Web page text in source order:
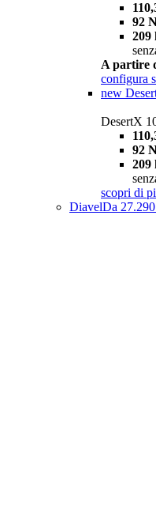
92
209
A partire
configura
new
DesertX
92
209
scopri di
DiavelDa